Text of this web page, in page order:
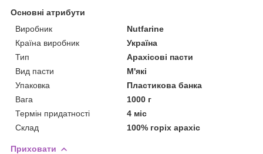
Основні атрибути
Виробник
Nutfarine
Країна виробник
Україна
Тип
Арахісові пасти
Вид пасти
М'які
Упаковка
Пластикова банка
Вага
1000 г
Термін придатності
4 міс
Склад
100% горіх арахіс
Приховати